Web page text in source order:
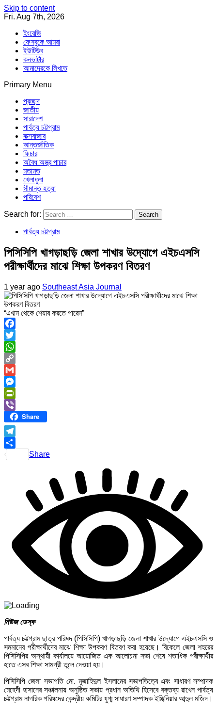
Skip to content
Fri. Aug 7th, 2026
ইংরেজি
ফেসবুকে আমরা
ইউটিউব
কনভার্টার
আমাদেরকে লিখতে
Primary Menu
Southeast Asia Journal
প্রচ্ছদ
জাতীয়
সারাদেশ
পার্বত্য চট্টগ্রাম
কক্সবাজার
আন্তর্জাতিক
ফিচার
অবৈধ অস্ত্র পাচার
মতামত
খেলাধুলা
সীমান্ত হত্যা
পরিবেশ
Search for:
পার্বত্য চট্টগ্রাম
পিসিসিপি খাগড়াছড়ি জেলা শাখার উদ্যোগে এইচএসসি
পরীক্ষার্থীদের মাঝে শিক্ষা উপকরণ বিতরণ
1 year ago Southeast Asia Journal
“এখান থেকে শেয়ার করতে পারেন”
Facebook
Twitter
WhatsApp
Copy
Link
Gmail
Messenger
PrintFriendly
ViberShare
Telegram
Share
নিউজ ডেস্ক
পার্বত্য চট্টগ্রাম ছাত্র পরিষদ (পিসিসিপি) খাগড়াছড়ি জেলা শাখার উদ্যোগে এইচএসসি ও
সমমানের পরীক্ষার্থীদের মাঝে শিক্ষা উপকরণ বিতরণ করা হয়েছে। বিকেলে জেলা শহরের
পিসিসিপির অস্থায়ী কার্যালয়ে আয়োজিত এক আলোচনা সভা শেষে শতাধিক পরীক্ষার্থীর
হাতে এসব শিক্ষা সামগ্রী তুলে দেওয়া হয়।
পিসিসিপি জেলা সভাপতি মো. মুজাহিদুল ইসলামের সভাপতিত্বে এবং সাধারণ সম্পাদক
মেহেদী হাসানের সঞ্চালনায় অনুষ্ঠিত সভায় প্রধান অতিথি হিসেবে বক্তব্য রাখেন পার্বত্য
চট্টগ্রাম নাগরিক পরিষদের কেন্দ্রীয় কমিটির যুগ্ম সাধারণ সম্পাদক ইঞ্জিনিয়ার আব্দুল মজিদ।